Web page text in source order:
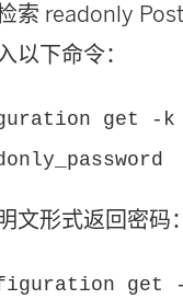
索 readonly
以下命令：
get -k
文形式返回密码：
get